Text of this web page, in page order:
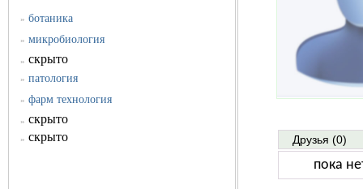
» ботаника
» микробиология
» скрыто
» патология
» фарм технология
» скрыто
» скрыто Друзья (0)
пока